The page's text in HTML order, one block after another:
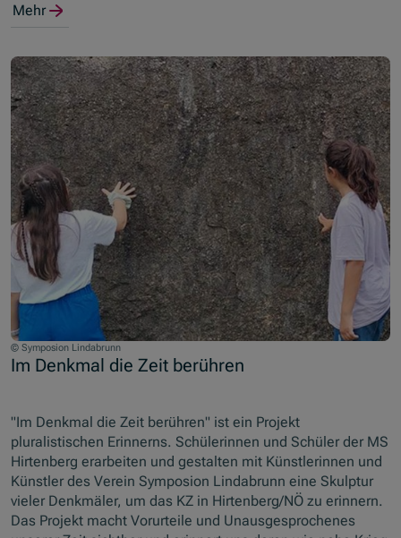
Mehr
© Symposion Lindabrunn
Im Denkmal die Zeit berühren
"Im Denkmal die Zeit berühren" ist ein Projekt
pluralistischen Erinnerns. Schülerinnen und Schüler der MS
Hirtenberg erarbeiten und gestalten mit Künstlerinnen und
Künstler des Verein Symposion Lindabrunn eine Skulptur
vieler Denkmäler, um das KZ in Hirtenberg/NÖ zu erinnern.
Das Projekt macht Vorurteile und Unausgesprochenes